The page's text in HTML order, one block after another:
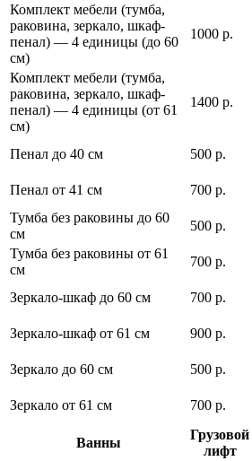
Комплект мебели (тумба,
раковина, зеркало, шкаф-
пенал) — 4 единицы (до 60
см)
1000 р.
Комплект мебели (тумба,
раковина, зеркало, шкаф-
пенал) — 4 единицы (от 61
см)
1400 р.
Пенал до 40 см 500 р.
Пенал от 41 см
700 р.
Тумба без раковины до 60
см
500 р.
Тумба без раковины от 61
см
700 р.
Зеркало-шкаф до 60 см
700 р.
Зеркало-шкаф от 61 см
900 р.
Зеркало до 60 см
500 р.
Зеркало от 61 см
700 р.
Ванны
Грузовой
лифт